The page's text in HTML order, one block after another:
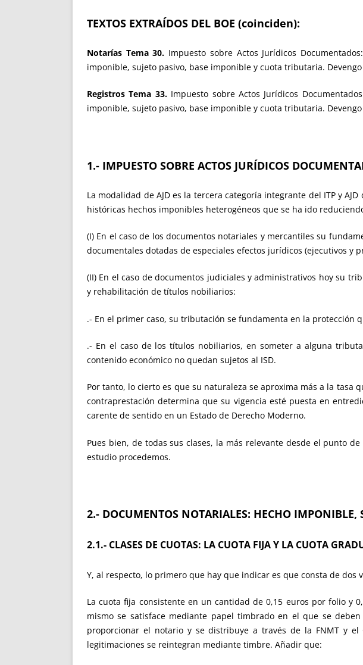
TEXTOS EXTRAÍDOS DEL BOE (coinciden):
Notarías Tema 30. Impuesto sobre Actos Jurídicos
imponible, sujeto pasivo, base imponible y cuota tributaria.
Registros Tema 33. Impuesto sobre Actos Jurídicos
imponible, sujeto pasivo, base imponible y cuota tributaria.
1.- IMPUESTO SOBRE ACTOS JURÍDICOS
La modalidad de AJD es la tercera categoría integrante del ITP y
históricas hechos imponibles heterogéneos que se ha ido
(I) En el caso de los documentos notariales y mercantiles su
documentales dotadas de especiales efectos jurídicos (ejecutivos y
(II) En el caso de documentos judiciales y administrativos hoy su
y rehabilitación de títulos nobiliarios:
.- En el primer caso, su tributación se fundamenta en la protección
.- En el caso de los títulos nobiliarios, en someter a alguna
contenido económico no quedan sujetos al ISD.
Por tanto, lo cierto es que su naturaleza se aproxima más a la
contraprestación determina que su vigencia esté puesta en
carente de sentido en un Estado de Derecho Moderno.
Pues bien, de todas sus clases, la más relevante desde el punto
estudio procedemos.
2.- DOCUMENTOS NOTARIALES: HECHO
2.1.- CLASES DE CUOTAS: LA CUOTA FIJA Y LA CUOTA
Y, al respecto, lo primero que hay que indicar es que consta de
La cuota fija consistente en un cantidad de 0,15 euros por folio y
mismo se satisface mediante papel timbrado en el que se
proporcionar el notario y se distribuye a través de la FNMT y
legitimaciones se reintegran mediante timbre. Añadir que: